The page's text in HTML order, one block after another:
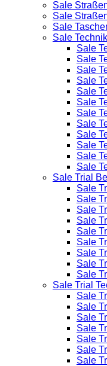
Sale
Sale
Sale
Sale Technik
Sale
Sale
Sale
Sale
Sale
Sale
Sale
Sale
Sale
Sale
Sale
Sale
Sale Trial
Sale
Sale
Sale
Sale
Sale
Sale
Sale
Sale
Sale
Sale Trial
Sale
Sale
Sale
Sale
Sale
Sale
Sale